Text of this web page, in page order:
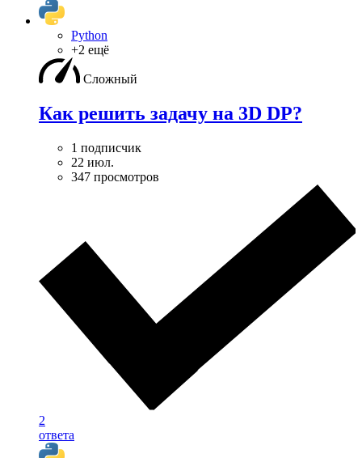
Python
+2 ещё
Сложный
Как решить задачу на 3D DP?
1 подписчик
22 июл.
347 просмотров
2
ответа